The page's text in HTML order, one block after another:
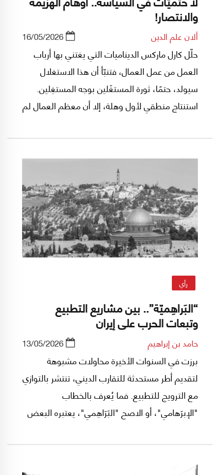
والانتصار!
ألان علم الدين 16/05/2026
حلّل كارل ماركس الديناميات التي يغتني بها أرباب
العمل من عمل العمال، فتنبّأ أن هذا الاستغلال
سيولد، حتمًا، ثورة المستغَلين بوجه المستغِلين.
استنتاج منطقي لأول وهلة، إلا أن معظم العمال لم
حتى إن ماركس توقّع أن تتجه المجتمعات الأوروبية
ذات نسبة العمال الأعلى، كألمانيا والمملكة
المتحدة، نحو الاشتراكية. لكنها اتجهت إلى الفاشية،
فيما قامت الثورة الاشتراكية في المجتمع الروسي
ذي نسبة العمال المنخفضة.
رأي
“البَراهِميّة”.. بين مشاريع التطبيع
وتبعات الحرب على إيران
حامد بن إبراهيم 13/05/2026
برزت في السنوات الأخيرة محاولات مشبوهة
لتقديم أطر مستحدثة للتقارب الديني، تنتشر بالتوازي
مع الترويج للتطبيع. فما يُعرف بالخطاب
"الإبرَهامي"، أو الاصح "البَرَاهِمي"، يعتبره البعض
الثوابت العقديّة، وبعيداً عن السياقات التراثية
المتفق عليها (نسبيّا).